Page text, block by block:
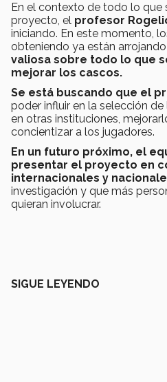
En el contexto de todo lo que
proyecto, el profesor
iniciando. En este momento,
obteniendo ya están
valiosa sobre todo lo que
mejorar los cascos.
Se está buscando que el
poder influir en la selección
en otras instituciones,
concientizar a los jugadores.
En un futuro próximo, el
presentar el proyecto en
internacionales y
investigación y que más
quieran involucrar.
SIGUE LEYENDO